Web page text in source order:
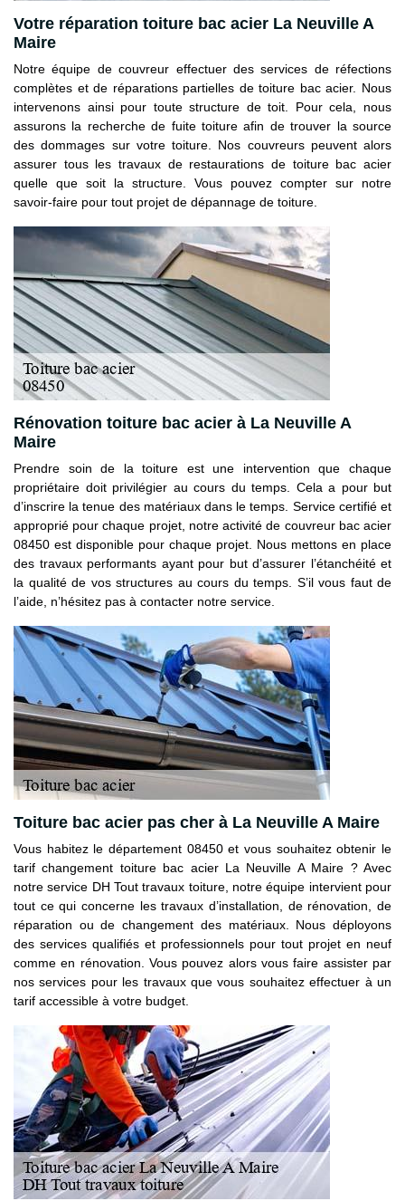
Votre réparation toiture bac acier La Neuville A
Maire
Notre équipe de couvreur effectuer des services de réfections
complètes et de réparations partielles de toiture bac acier. Nous
intervenons ainsi pour toute structure de toit. Pour cela, nous
assurons la recherche de fuite toiture afin de trouver la source
des dommages sur votre toiture. Nos couvreurs peuvent alors
assurer tous les travaux de restaurations de toiture bac acier
quelle que soit la structure. Vous pouvez compter sur notre
savoir-faire pour tout projet de dépannage de toiture.
Rénovation toiture bac acier à La Neuville A
Maire
Prendre soin de la toiture est une intervention que chaque
propriétaire doit privilégier au cours du temps. Cela a pour but
d’inscrire la tenue des matériaux dans le temps. Service certifié et
approprié pour chaque projet, notre activité de couvreur bac acier
08450 est disponible pour chaque projet. Nous mettons en place
des travaux performants ayant pour but d’assurer l’étanchéité et
la qualité de vos structures au cours du temps. S’il vous faut de
l’aide, n’hésitez pas à contacter notre service.
Toiture bac acier pas cher à La Neuville A Maire
Vous habitez le département 08450 et vous souhaitez obtenir le
tarif changement toiture bac acier La Neuville A Maire ? Avec
notre service DH Tout travaux toiture, notre équipe intervient pour
tout ce qui concerne les travaux d’installation, de rénovation, de
réparation ou de changement des matériaux. Nous déployons
des services qualifiés et professionnels pour tout projet en neuf
comme en rénovation. Vous pouvez alors vous faire assister par
nos services pour les travaux que vous souhaitez effectuer à un
tarif accessible à votre budget.